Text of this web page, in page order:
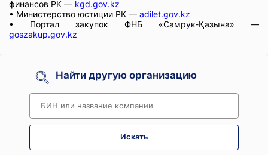
финансов РК — kgd.gov.kz
• Министерство юстиции РК — adilet.gov.kz
• Портал закупок ФНБ «Самрук-Қазына» —
goszakup.gov.kz
Найти другую организацию
Искать